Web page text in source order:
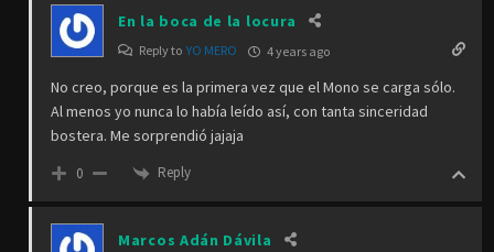
En la boca de la locura
Reply toYO MERO 4 years ago
No creo, porque es la primera vez que el Mono se carga sólo.
Al menos yo nunca lo había leído así, con tanta sinceridad
bostera. Me sorprendió jajaja
0 Reply
Marcos Adán Dávila